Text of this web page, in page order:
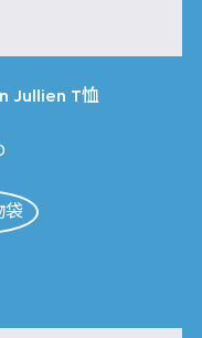
Jullien T恤
袋